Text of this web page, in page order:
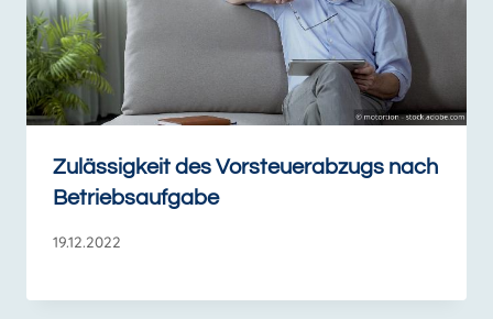
Zulässigkeit des Vorsteuerabzugs nach
Betriebsaufgabe
19.12.2022